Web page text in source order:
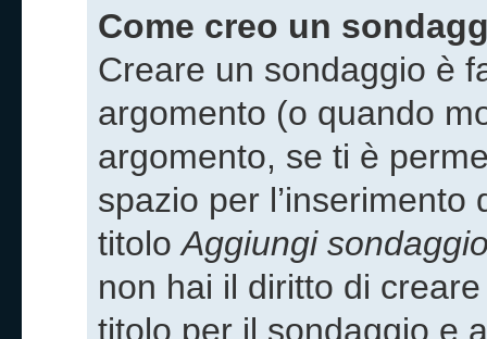
Come creo un
Creare un sondaggio è
argomento (o quando
argomento, se ti è
spazio per
titoloAggiungi
non hai il diritto di
titolo per il sondaggio e